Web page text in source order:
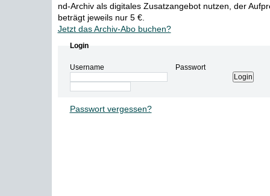
nd-Archiv als digitales Zusatzangebot nutzen, der
beträgt jeweils nur 5 €.
Jetzt das Archiv-Abo buchen?
Login
Username Passwort
Passwort vergessen?